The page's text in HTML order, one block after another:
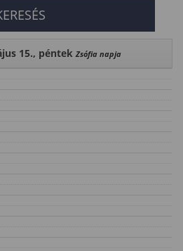
15., péntekZsófia napja